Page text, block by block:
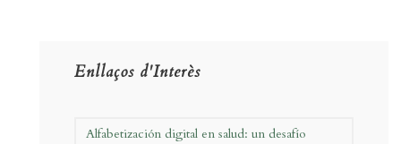
Enllaços d'Interès
Alfabetización digital en salud: un desafío